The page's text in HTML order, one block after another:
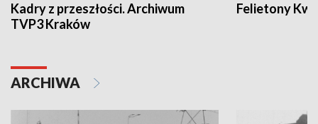
Kadry z przeszłości. Archiwum
TVP3 Kraków
Felietony
ARCHIWA